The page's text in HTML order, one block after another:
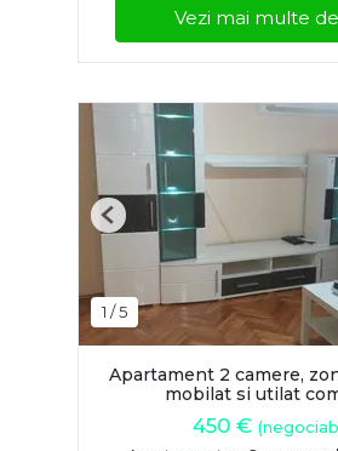
Vezi mai multe
1 /5
Previous
Apartament 2 camere,
mobilat si utilat
450 €